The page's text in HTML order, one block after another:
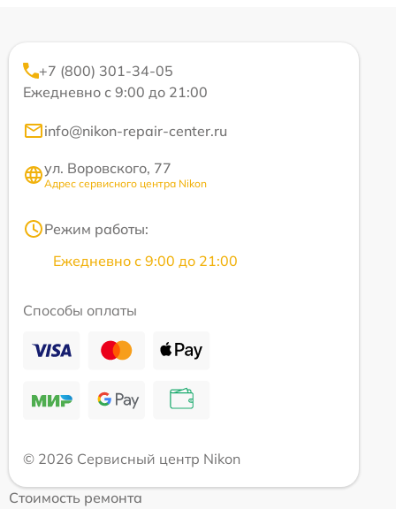
+7 (800) 301-34-05
Ежедневно с 9:00 до 21:00
info@nikon-repair-center.ru
ул. Воровского, 77
Адрес сервисного центра Nikon
Режим работы:
Ежедневно с 9:00 до 21:00
Способы оплаты
© 2026 Сервисный центр Nikon
Стоимость ремонта